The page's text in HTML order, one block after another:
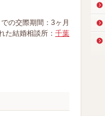
の交際期間：3ヶ月
た結婚相談所： 千葉